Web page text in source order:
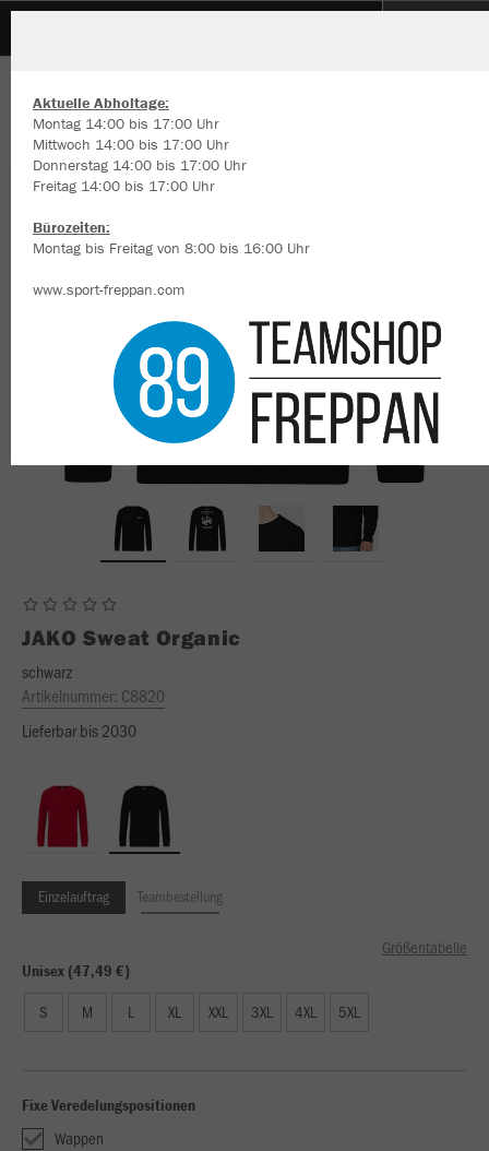
JAKO Sweat Organic
schwarz
Artikelnummer: C8820
Lieferbar bis 2030
Einzelauftrag Teambestellung
Größentabelle
Unisex (47,49 €)
S M L XL XXL 3XL 4XL 5XL
Fixe Veredelungspositionen
Wappen
Aktuelle Abholtage:
Montag 14:00 bis 17:00 Uhr
Mittwoch 14:00 bis 17:00 Uhr
Donnerstag 14:00 bis 17:00 Uhr
Freitag 14:00 bis 17:00 Uhr
Bürozeiten:
Montag bis Freitag von 8:00 bis 16:00 Uhr
www.sport-freppan.com
Wir verwenden Cookies
Inhalte anzeigen und unsere Website verbessern. Weitere
zu den Cookies findest Du in den Einstellungen.
Alle ablehnen
mehr Infos
Datenschutz
Impressum